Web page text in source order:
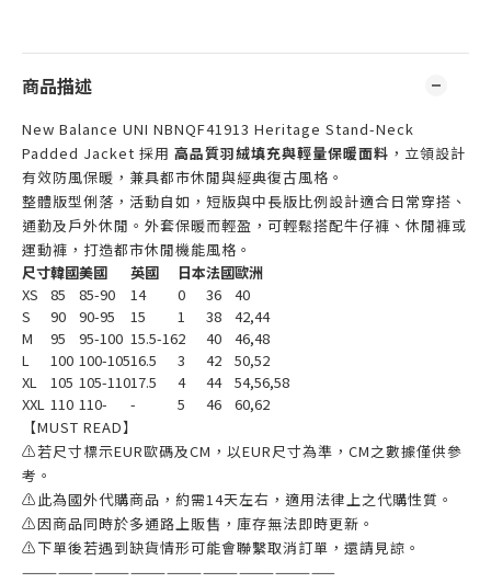
商品描述
New Balance UNI NBNQF41913 Heritage Stand-Neck
Padded Jacket 採用 高品質羽絨填充與輕量保暖面料 ，立領設計
有效防風保暖，兼具都市休閒與經典復古風格。
整體版型俐落，活動自如，短版與中長版比例設計適合日常穿搭、
通勤及戶外休閒。外套保暖而輕盈，可輕鬆搭配牛仔褲、休閒褲或
運動褲，打造都市休閒機能風格。
尺寸韓國美國 英國 日本法國歐洲
XS
85 85-90 14 0 36
40
S
90 90-95 15 1 38
42,44
M
95 95-100 15.5-162 40
46,48
L
100 100-10516.5 3 42
50,52
XL
105 105-11017.5 4 44
54,56,58
XXL 110 110- - 5 46
60,62
【MUST READ】
⚠若尺寸標示EUR歐碼及CM，以EUR尺寸為準，CM之數據僅供參
考。
⚠此為國外代購商品，約需14天左右，適用法律上之代購性質。
⚠因商品同時於多通路上販售，庫存無法即時更新。
⚠下單後若遇到缺貨情形可能會聯繫取消訂單，還請見諒。
——————————————————————————